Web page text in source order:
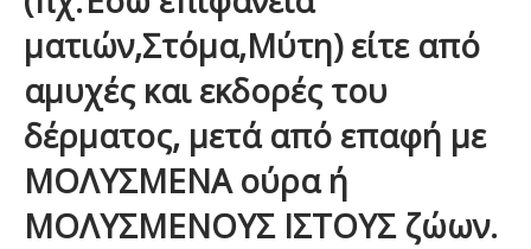
ματιών,Στόμα,Μύτη) είτε από
αμυχές και εκδορές του
δέρματος, μετά από επαφή με
ΜΟΛΥΣΜΕΝΑ ούρα ή
ΜΟΛΥΣΜΕΝΟΥΣ ΙΣΤΟΥΣ ζώων.